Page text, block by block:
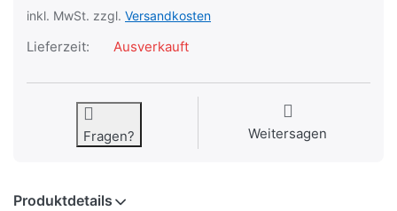
inkl. MwSt. zzgl. Versandkosten
Lieferzeit: Ausverkauft
Fragen? Weitersagen
Produktdetails